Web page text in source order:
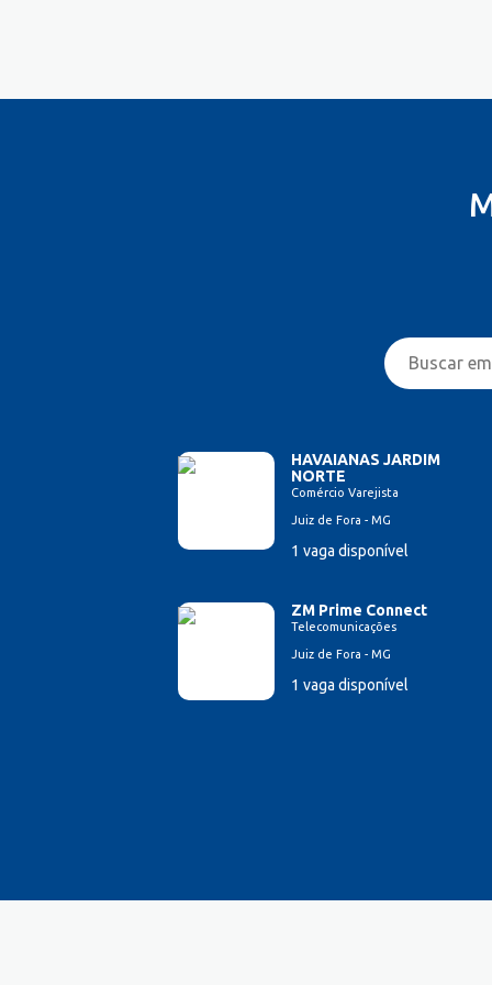
Entregador/Motoboy
Farmacêutico
Fiscal de Caixa
Garçom
HAVAIANAS JARDIM
NORTE
Comércio Varejista
Juiz de Fora - MG
1 vaga disponível
ZM Prime Connect
Telecomunicações
Juiz de Fora - MG
1 vaga disponível